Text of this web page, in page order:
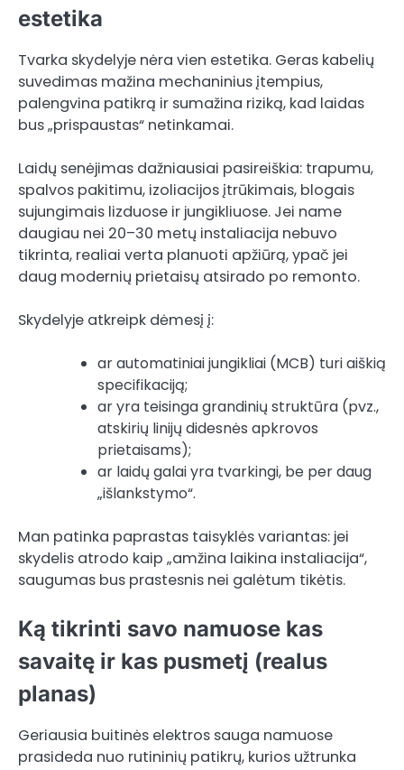
estetika
Tvarka skydelyje nėra vien estetika. Geras kabelių
suvedimas mažina mechaninius įtempius,
palengvina patikrą ir sumažina riziką, kad laidas
bus „prispaustas“ netinkamai.
Laidų senėjimas dažniausiai pasireiškia: trapumu,
spalvos pakitimu, izoliacijos įtrūkimais, blogais
sujungimais lizduose ir jungikliuose. Jei name
daugiau nei 20–30 metų instaliacija nebuvo
tikrinta, realiai verta planuoti apžiūrą, ypač jei
daug modernių prietaisų atsirado po remonto.
Skydelyje atkreipk dėmesį į:
ar automatiniai jungikliai (MCB) turi aiškią
specifikaciją;
ar yra teisinga grandinių struktūra (pvz.,
atskirių linijų didesnės apkrovos
prietaisams);
ar laidų galai yra tvarkingi, be per daug
„išlankstymo“.
Man patinka paprastas taisyklės variantas: jei
skydelis atrodo kaip „amžina laikina instaliacija“,
saugumas bus prastesnis nei galėtum tikėtis.
Ką tikrinti savo namuose kas
savaitę ir kas pusmetį (realus
planas)
Geriausia buitinės elektros sauga namuose
prasideda nuo rutininių patikrų, kurios užtrunka